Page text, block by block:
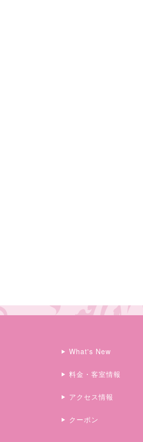
What's New
料金・客室情報
アクセス情報
クーポン